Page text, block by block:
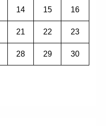
14 15 16
21 22 23
28 29 30